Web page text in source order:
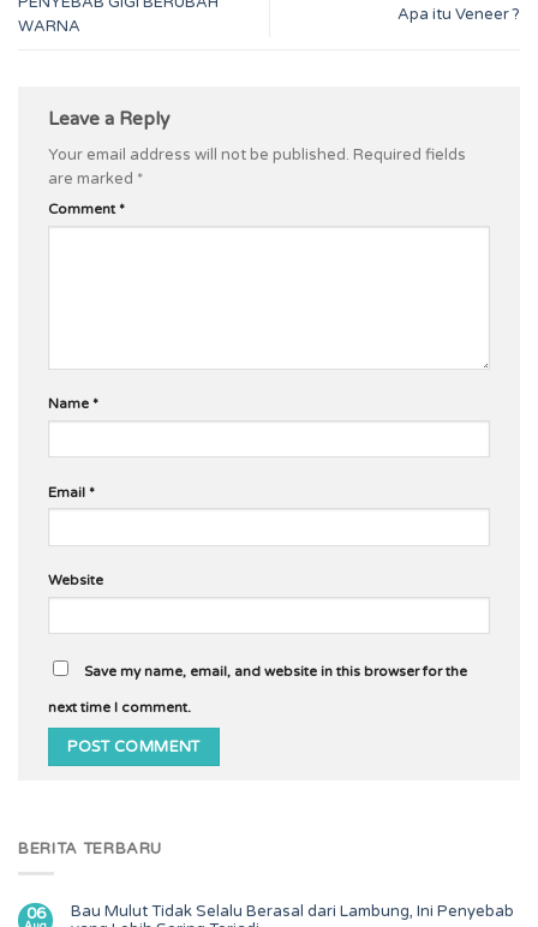
WARNA
Apa itu Veneer ?
Leave a Reply
Your email address will not be published. Required fields
are marked *
Comment *
Name *
Email *
Website
Save my name, email, and website in this browser for the
next time I comment.
BERITA TERBARU
06
Bau Mulut Tidak Selalu Berasal dari Lambung, Ini Penyebab